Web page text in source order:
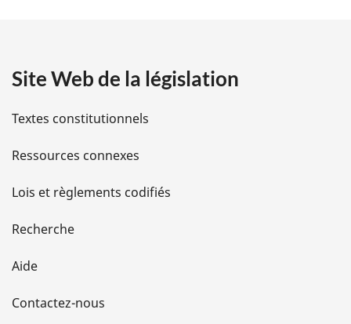
i
l
s
d
e
l
Site Web de la législation
Textes constitutionnels
Ressources connexes
Lois et règlements codifiés
Recherche
Aide
Contactez-nous